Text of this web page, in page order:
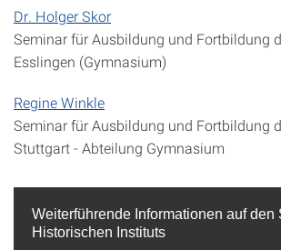
Dr. Holger Skor
Seminar für Ausbildung und Fortbildung
Esslingen (Gymnasium)
Regine Winkle
Seminar für Ausbildung und Fortbildung
Stuttgart - Abteilung Gymnasium
Weiterführende Informationen auf den
Historischen Instituts